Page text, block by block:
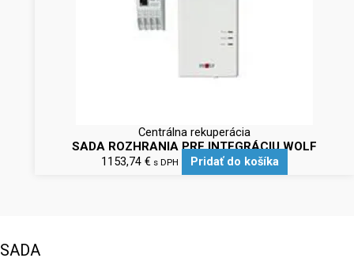
Centrálna rekuperácia
SADA ROZHRANIA PRE INTEGRÁCIU WOLF
1153,74 €s DPH Pridať do košíka
SADA